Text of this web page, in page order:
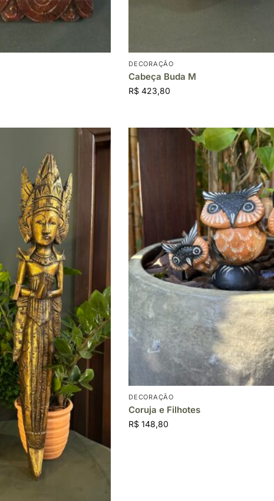
DECORAÇÃO
Cabeça Buda M
R$ 423,80
DECORAÇÃO
Coruja e Filhotes
R$ 148,80